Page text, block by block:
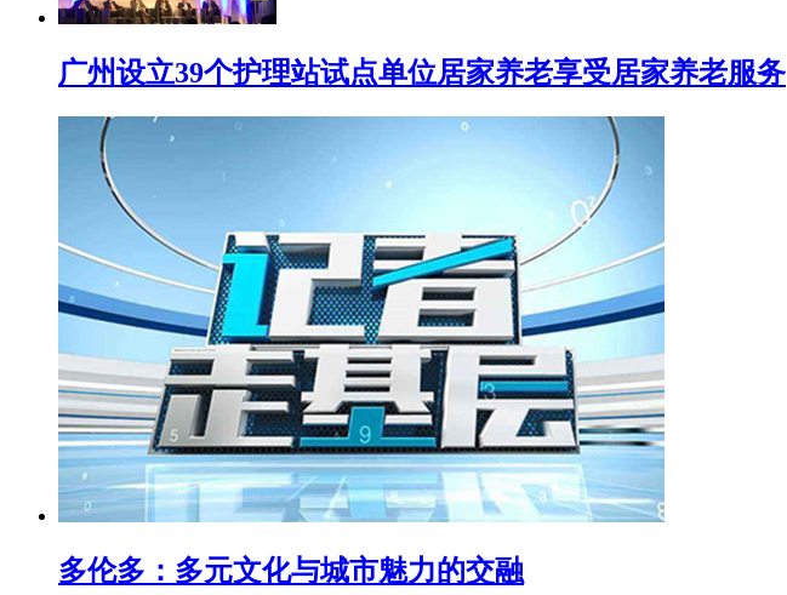
广州设立39个护理站试点单位居家养老享受居家养老服务
多伦多：多元文化与城市魅力的交融